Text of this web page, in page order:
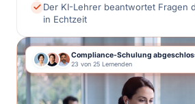
Der KI-Lehrer beantwortet Fragen
in Echtzeit
Compliance-Schulung
23 von 25 Lernenden